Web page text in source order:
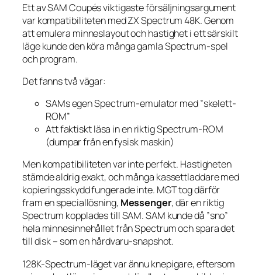
Ett av SAM Coupés viktigaste försäljningsargument
var kompatibiliteten med ZX Spectrum 48K. Genom
att emulera minneslayout och hastighet i ett särskilt
läge kunde den köra många gamla Spectrum-spel
och program.
Det fanns två vägar:
SAMs egen Spectrum-emulator med ”skelett-
ROM”
Att faktiskt läsa in en riktig Spectrum-ROM
(dumpar från en fysisk maskin)
Men kompatibiliteten var inte perfekt. Hastigheten
stämde aldrig exakt, och många kassettladdare med
kopieringsskydd fungerade inte. MGT tog därför
fram en speciallösning, Messenger, där en riktig
Spectrum kopplades till SAM. SAM kunde då ”sno”
hela minnesinnehållet från Spectrum och spara det
till disk – som en hårdvaru-snapshot.
128K-Spectrum-läget var ännu knepigare, eftersom